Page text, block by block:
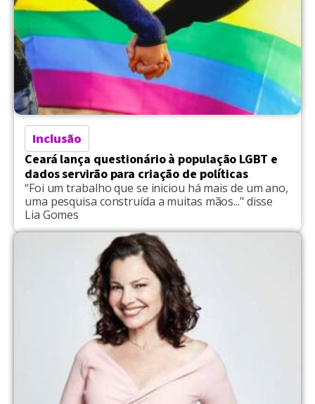
Inclusão
Ceará lança questionário à população LGBT e
dados servirão para criação de políticas
“Foi um trabalho que se iniciou há mais de um ano,
uma pesquisa construída a muitas mãos..." disse
Lia Gomes